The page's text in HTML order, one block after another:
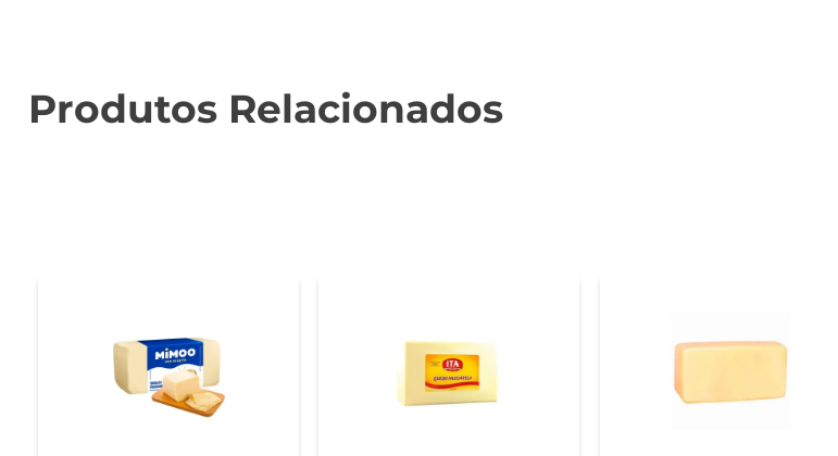
Produtos Relacionados